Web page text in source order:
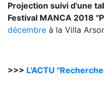
Projection suivi d'une
Festival MANCA 2018
décembre à la Villa
>>> L'ACTU